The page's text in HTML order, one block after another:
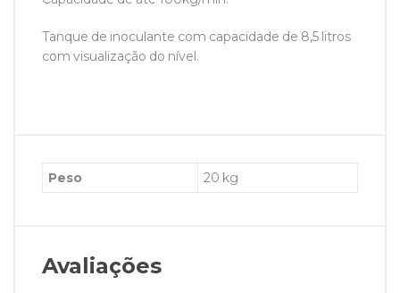
Tanque de inoculante com capacidade de 8,5 litros
com visualização do nível.
Peso 20 kg
Avaliações